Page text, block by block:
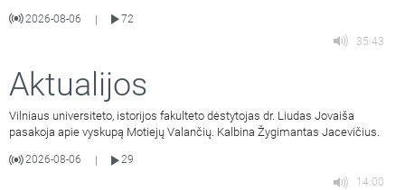
2026-08-06 |
72
35:43
Aktualijos
Vilniaus universiteto, istorijos fakulteto dėstytojas dr. Liudas Jovaiša
pasakoja apie vyskupą Motiejų Valančių. Kalbina Žygimantas Jacevičius.
2026-08-06
29
14:00